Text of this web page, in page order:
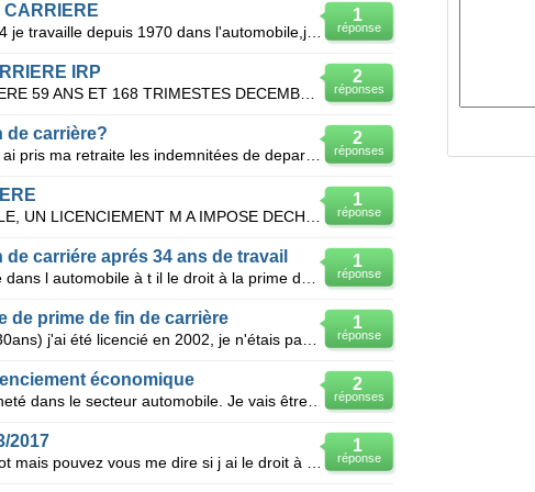
1
réponse
CARRIERE
Bonjour,jesuis né le 18/09/1954 je travaille depuis 1970 dans l'automobile,je devrait etre en retrai
2
réponses
IRP
JE PART EN LONGUE CARRIERE 59 ANS ET 168 TRIMESTES DECEMBRE 2011 COMMENT JE RECUPERE MA PRIME DE
2
réponses
de carrière?
Depuis le mois de mars 2012j' ai pris ma retraite les indemnitées de depart à la retraite de l' ent
1
réponse
1
réponse
carriére aprés 34 ans de travail
1
réponse
de prime de fin de carrière
2
réponses
économique
J'ai 49 ans et 24 ans d'ancienneté dans le secteur automobile. Je vais être licencié pour motif écon
1
réponse
2017